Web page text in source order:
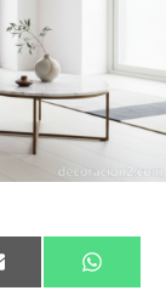
C
o
E
m
C
o
W
h